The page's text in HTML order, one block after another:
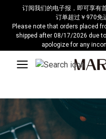
意：
障
碍
订阅我们的电子报，即可享有
订单超过￥970免
Please note that orders placed
shipped after 08/17/2026 due
apologize for any